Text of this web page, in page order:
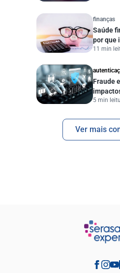
finanças
Saúde
por que
11 min
Fraude
5 min
Ver mais